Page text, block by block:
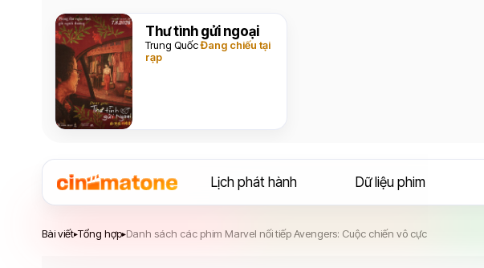
Thư tình gửi ngoại
Trung QuốcĐang chiếu tại
rạp
Lịch phát hành Dữ liệu phim
Bài viết▸Tổng hợp▸Danh sách các phim Marvel nối tiếp Avengers: Cuộc chiến vô cực